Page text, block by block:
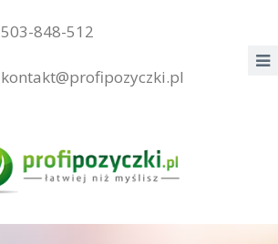
503-848-512
kontakt@profipozyczki.pl